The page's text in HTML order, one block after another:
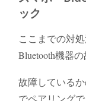
ック
ここまでの対
Bluetooth機器
故障している